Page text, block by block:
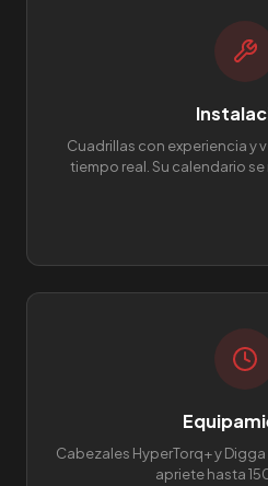
Cuadrillas con experiencia y
tiempo real. Su calendario
Cabezales HyperTorq+ y Digga
apriete hasta